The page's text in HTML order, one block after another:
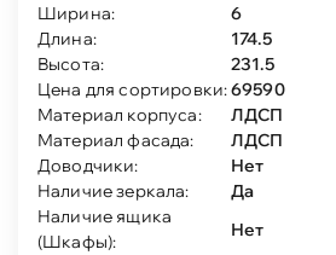
Ширина:
6
Длина:
174.5
Высота:
231.5
Цена для сортировки:69590
Материал корпуса:
ЛДСП
Материал фасада:
ЛДСП
Доводчики:
Нет
Наличие зеркала:
Да
Наличие ящика
(Шкафы):
Нет